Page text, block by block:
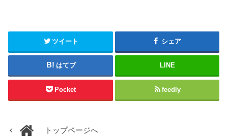
ツイート シェア
はてブ LINE
Pocket feedly
トップページへ